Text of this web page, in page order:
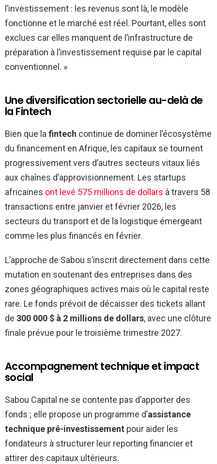
l’investissement : les revenus sont là, le modèle
fonctionne et le marché est réel. Pourtant, elles sont
exclues car elles manquent de l’infrastructure de
préparation à l’investissement requise par le capital
conventionnel. »
Une diversification sectorielle au-delà de
la Fintech
Bien que lafintech continue de dominer l’écosystème
du financement en Afrique, les capitaux se tournent
progressivement vers d’autres secteurs vitaux liés
aux chaînes d’approvisionnement. Les startups
africaines ont levé 575 millions de dollars à travers 58
transactions entre janvier et février 2026, les
secteurs du transport et de la logistique émergeant
comme les plus financés en février.
L’approche de Sabou s’inscrit directement dans cette
mutation en soutenant des entreprises dans des
zones géographiques actives mais où le capital reste
rare. Le fonds prévoit de décaisser des tickets allant
de 300 000 $ à 2 millions de dollars, avec une clôture
finale prévue pour le troisième trimestre 2027.
Accompagnement technique et impact
social
Sabou Capital ne se contente pas d’apporter des
fonds ; elle propose un programme d’assistance
technique pré-investissement pour aider les
fondateurs à structurer leur reporting financier et
attirer des capitaux ultérieurs.